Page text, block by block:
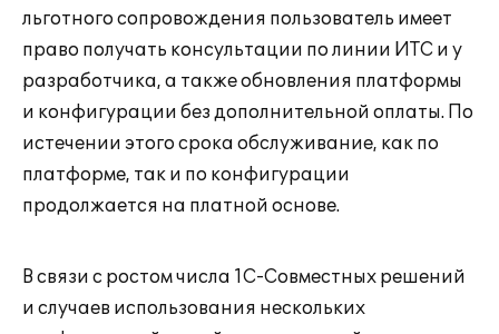
льготного сопровождения пользователь имеет
право получать консультации по линии ИТС и у
разработчика, а также обновления платформы
и конфигурации без дополнительной оплаты. По
истечении этого срока обслуживание, как по
платформе, так и по конфигурации
продолжается на платной основе.
В связи с ростом числа 1С-Совместных решений
и случаев использования нескольких